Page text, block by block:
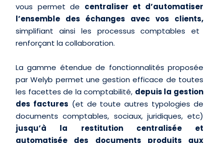
vous permet de centraliser et d’automatiser
l’ensemble des échanges avec vos clients,
simplifiant ainsi les processus comptables et
renforçant la collaboration.
La gamme étendue de fonctionnalités proposée
par Welyb permet une gestion efficace de toutes
les facettes de la comptabilité, depuis la gestion
des factures (et de toute autres typologies de
documents comptables, sociaux, juridiques, etc)
jusqu’à la restitution centralisée et
automatisée des documents produits aux